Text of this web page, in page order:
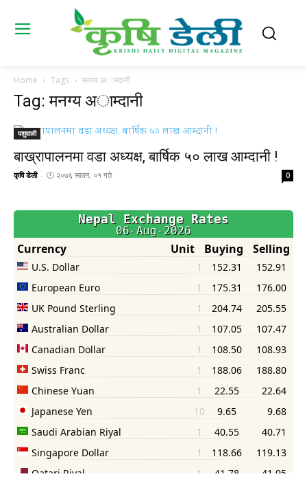
Home Tags मनग्य अाम्दानी
Tag: मनग्य अाम्दानी
पशुवाली
बाख्रापालनमा वडा अध्यक्ष, बार्षिक ५० लाख आम्दानी !
कृषि डेली - 🕚 २०७६ साउन, ०१ गते 0